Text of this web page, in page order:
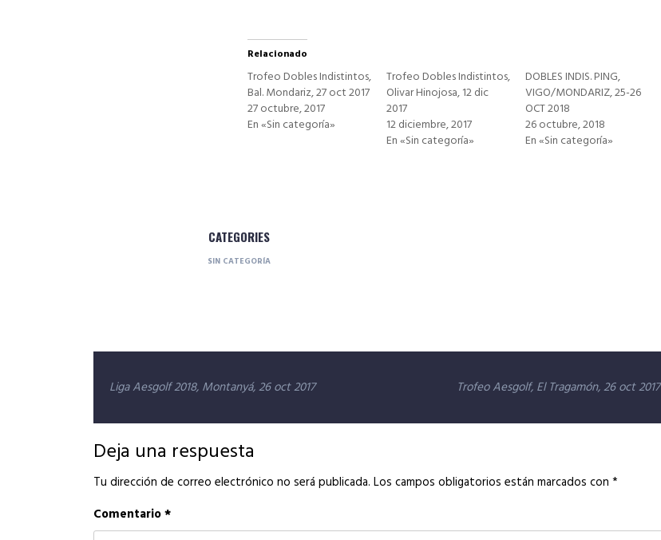
Relacionado
Trofeo Dobles Indistintos,
Bal. Mondariz, 27 oct 2017
27 octubre, 2017
En «Sin categoría»
Trofeo Dobles Indistintos,
Olivar Hinojosa, 12 dic
2017
12 diciembre, 2017
En «Sin categoría»
DOBLES INDIS. PING,
VIGO/MONDARIZ, 25-26
OCT 2018
26 octubre, 2018
En «Sin categoría»
CATEGORIES
SIN CATEGORÍA
Navegación
de
entradas
Liga Aesgolf 2018, Montanyá, 26 oct 2017 Trofeo Aesgolf, El Tragamón, 26 oct 2017
Deja una respuesta
Tu dirección de correo electrónico no será publicada. Los campos obligatorios están marcados con *
Comentario*